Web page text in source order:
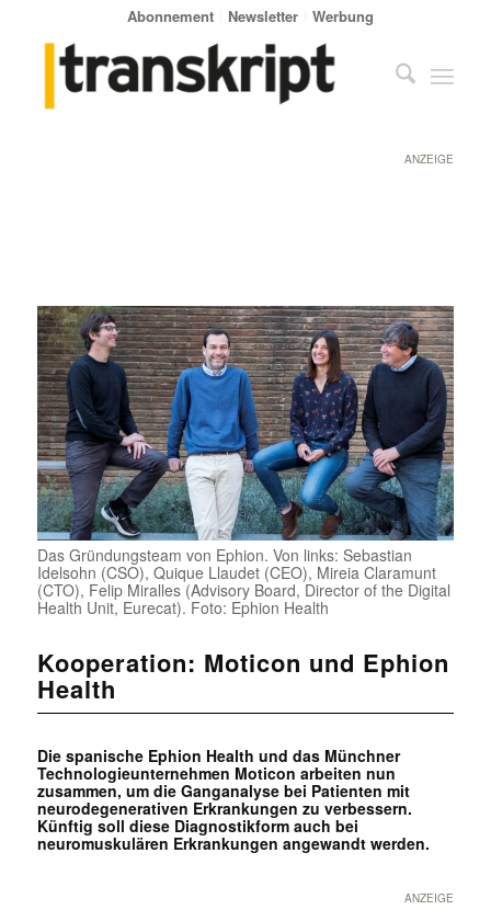
Abonnement Newsletter Werbung
ANZEIGE
Das Gründungsteam von Ephion. Von links: Sebastian
Idelsohn (CSO), Quique Llaudet (CEO), Mireia Claramunt
(CTO), Felip Miralles (Advisory Board, Director of the Digital
Health Unit, Eurecat). Foto: Ephion Health
Kooperation: Moticon und Ephion
Health
Die spanische Ephion Health und das Münchner
Technologieunternehmen Moticon arbeiten nun
zusammen, um die Ganganalyse bei Patienten mit
neurodegenerativen Erkrankungen zu verbessern.
Künftig soll diese Diagnostikform auch bei
neuromuskulären Erkrankungen angewandt werden.
ANZEIGE